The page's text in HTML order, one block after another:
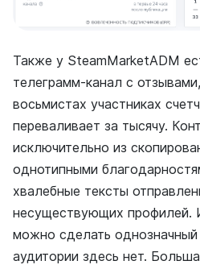
Также у SteamMarketADM
телеграмм-канал с
восьмистах участниках
переваливает за тысячу.
исключительно из
однотипными
хвалебные тексты
несуществующих профилей.
можно сделать
аудитории здесь нет.